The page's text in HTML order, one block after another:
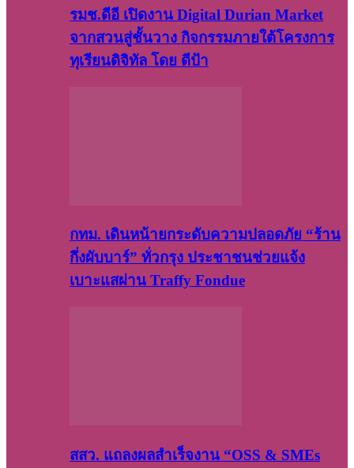
รมช.ดีอี เปิดงาน Digital Durian Market
จากสวนสู่ชั้นวาง กิจกรรมภายใต้โครงการ
ทุเรียนดิจิทัล โดย ดีป้า
กทม. เดินหน้ายกระดับความปลอดภัย “ร้าน
กึ่งผับบาร์” ทั่วกรุง ประชาชนช่วยแจ้ง
เบาะแสผ่าน Traffy Fondue
สสว. แถลงผลสำเร็จงาน “OSS & SMEs